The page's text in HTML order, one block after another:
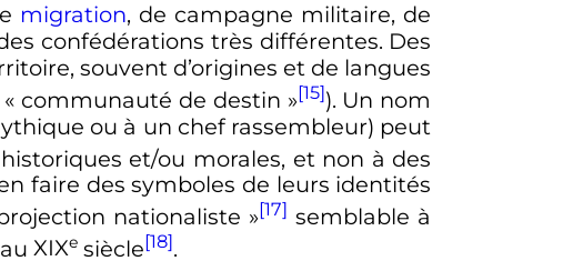
migration, de campagne militaire, de
confédérations très différentes. Des
souvent d’origines et de langues
communauté de destin »[15]). Un nom
ou à un chef rassembleur) peut
et/ou morales, et non à des
faire des symboles de leurs identités
nationaliste »[17] semblable à
XIXe siècle[18].